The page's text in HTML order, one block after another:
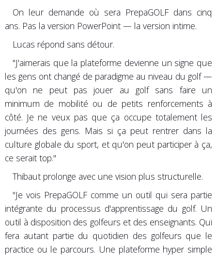
On leur demande où sera PrepaGOLF dans cinq
ans. Pas la version PowerPoint — la version intime.
Lucas répond sans détour.
"J'aimerais que la plateforme devienne un signe que
les gens ont changé de paradigme au niveau du golf —
qu'on ne peut pas jouer au golf sans faire un
minimum de mobilité ou de petits renforcements à
côté. Je ne veux pas que ça occupe totalement les
journées des gens. Mais si ça peut rentrer dans la
culture globale du sport, et qu'on peut participer à ça,
ce serait top."
Thibaut prolonge avec une vision plus structurelle.
"Je vois PrepaGOLF comme un outil qui sera partie
intégrante du processus d'apprentissage du golf. Un
outil à disposition des golfeurs et des enseignants. Qui
fera autant partie du quotidien des golfeurs que le
practice ou le parcours. Une plateforme hyper simple